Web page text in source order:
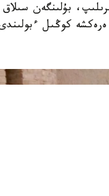
بۇلىنگەن سىلاق
كوڭىل ءبولىندى.